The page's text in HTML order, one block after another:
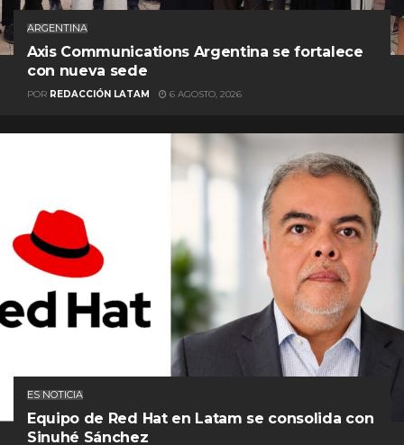
ARGENTINA
Axis Communications Argentina se fortalece
con nueva sede
POR REDACCIÓN LATAM 6 AGOSTO, 2026
ES NOTICIA
Equipo de Red Hat en Latam se consolida con
Sinuhé Sánchez